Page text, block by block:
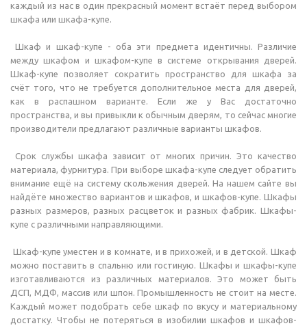
каждый из нас в один прекрасный момент встаёт перед выбором
шкафа или шкафа-купе.
Шкаф и шкаф-купе - оба эти предмета идентичны. Различие
между шкафом и шкафом-купе в системе открывания дверей.
Шкаф-купе позволяет сократить пространство для шкафа за
счёт того, что не требуется дополнительное места для дверей,
как в распашном варианте. Если же у Вас достаточно
пространства, и вы привыкли к обычным дверям, то сейчас многие
производители предлагают различные варианты шкафов.
Срок службы шкафа зависит от многих причин. Это качество
материала, фурнитура. При выборе шкафа-купе следует обратить
внимание ещё на систему скольжения дверей. На нашем сайте вы
найдёте множество вариантов и шкафов, и шкафов-купе. Шкафы
разных размеров, разных расцветок и разных фабрик. Шкафы-
купе с различными направляющими.
Шкаф-купе уместен и в комнате, и в прихожей, и в детской. Шкаф
можно поставить в спальню или гостиную. Шкафы и шкафы-купе
изготавливаются из различных материалов. Это может быть
ДСП, МДФ, массив или шпон. Промышленность не стоит на месте.
Каждый может подобрать себе шкаф по вкусу и материальному
достатку. Чтобы не потеряться в изобилии шкафов и шкафов-